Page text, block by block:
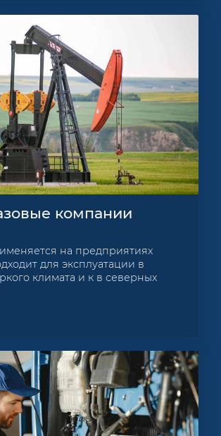
компании
на предприятиях
для эксплуатации в
климата и к в северных